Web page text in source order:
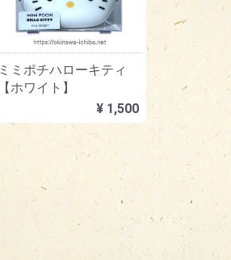
ミミポチハローキティ
【ホワイト】
¥ 1,500